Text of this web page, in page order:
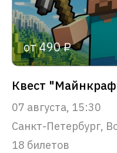
от 490 ₽
Квест
07 августа, 15:30
Санкт-Петербург,
18 билетов